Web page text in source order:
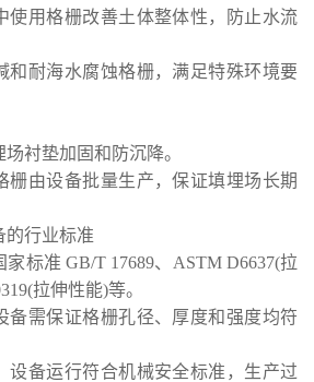
使用格栅改善土体整体性，防止水流
和耐海水腐蚀格栅，满足特殊环境要
衬垫加固和防沉降。
栅由设备批量生产，保证填埋场长期
的行业标准
标准 GB/T 17689、ASTM D6637(拉
拉伸性能)等。
备需保证格栅孔径、厚度和强度均符
设备运行符合机械安全标准，生产过